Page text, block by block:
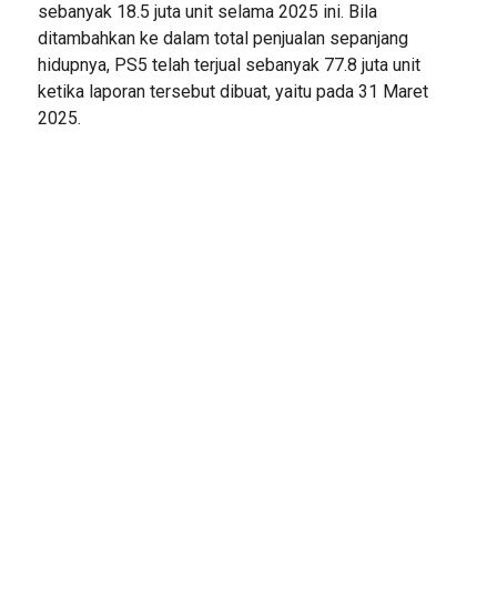
sebanyak 18.5 juta unit selama 2025 ini. Bila
ditambahkan ke dalam total penjualan sepanjang
hidupnya, PS5 telah terjual sebanyak 77.8 juta unit
ketika laporan tersebut dibuat, yaitu pada 31 Maret
2025.